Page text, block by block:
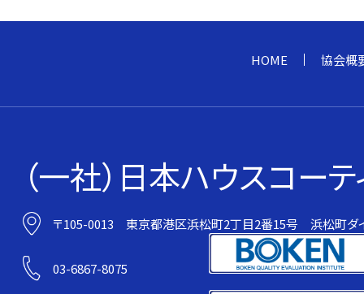
HOME 協会概
（一社）日本ハウスコー
〒105-0013 東京都港区浜松町2丁目2番15号 浜松町ダ
03-6867-8075